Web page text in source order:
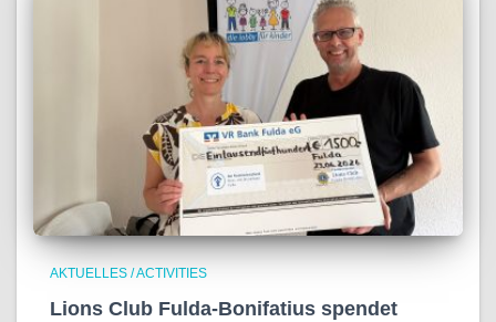
AKTUELLES / ACTIVITIES
Lions Club Fulda-Bonifatius spendet